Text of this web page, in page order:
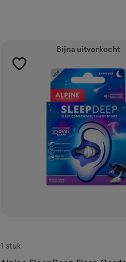
Bijna uitverkocht
toevoegen
verlanglijst
1 stuk